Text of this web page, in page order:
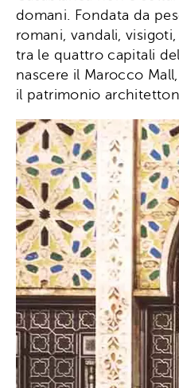
domani. Fondata da
romani, vandali,
tra le quattro capitali
nascere il Marocco
il patrimonio